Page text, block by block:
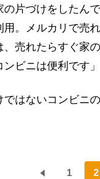
の片づけをしたん
用。メルカリで売
売れたらすぐ家
ビニは便利です」
はないコンビニ
1 2